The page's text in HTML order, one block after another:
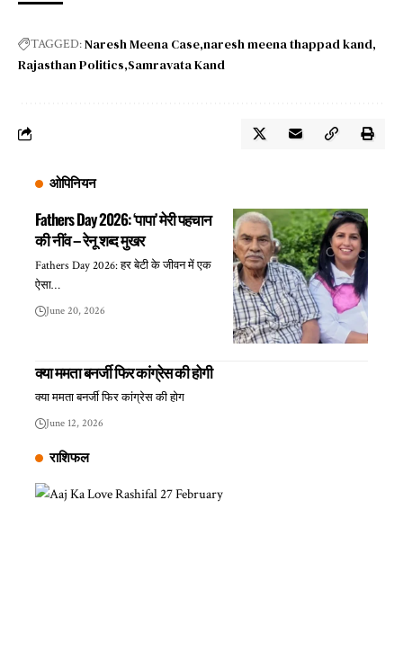
TAGGED:Naresh Meena Case naresh meena thappad kand
Rajasthan Politics Samravata Kand
ओपिनियन
Fathers Day 2026: ‘पापा’ मेरी पहचान
की नींव – रेनू शब्द मुखर
Fathers Day 2026: हर बेटी के जीवन में एक
ऐसा…
June 20, 2026
क्या ममता बनर्जी फिर कांग्रेस की होगी
क्या ममता बनर्जी फिर कांग्रेस की होग
June 12, 2026
राशिफल